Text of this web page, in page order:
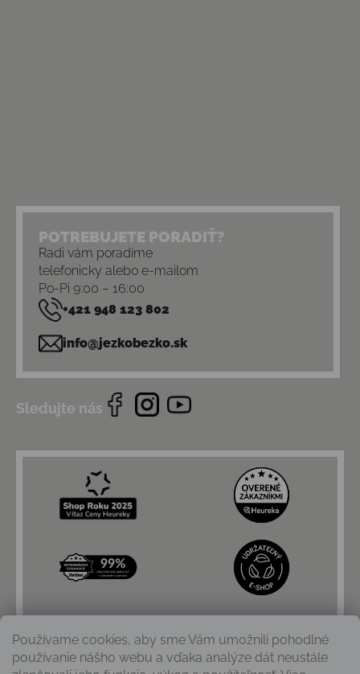
Používame cookies, aby sme Vám umožnili pohodlné
používanie nášho webu a vďaka analýze dát neustále
POTREBUJETE PORADIŤ?
Radi vám poradíme
telefonicky alebo e-mailom
Po-Pi 9:00 – 16:00
+421 948 123 802
info@jezkobezko.sk
Sledujte nás